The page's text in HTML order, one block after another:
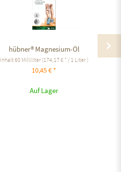
hübner® Magnesium-Öl
Inhalt60 Milliliter (174,17 € * / 1 Liter )
10,45 € *
Auf Lager